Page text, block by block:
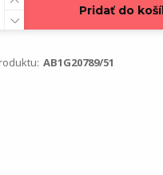
Pridať do
AB1G20789/51